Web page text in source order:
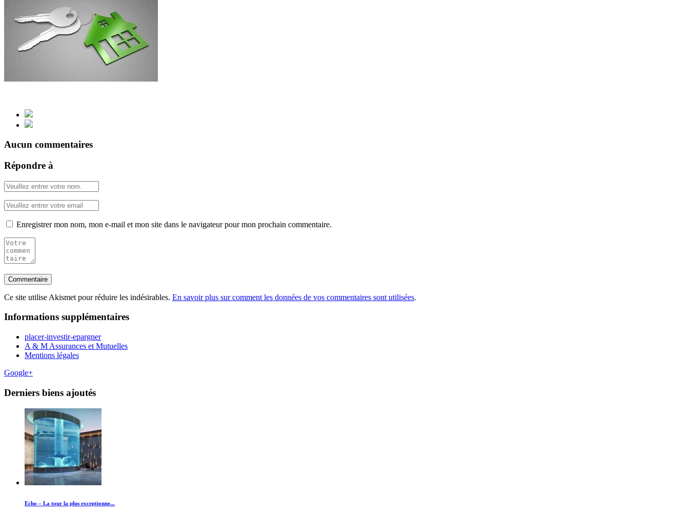
Aucun commentaires
Répondre à
Enregistrer mon nom, mon e-mail et mon site dans le navigateur pour mon prochain commentaire.
Ce site utilise Akismet pour réduire les indésirables. En savoir plus sur comment les données de vos commentaires sont utilisées.
Informations supplémentaires
placer-investir-epargner
A & M Assurances et Mutuelles
Mentions légales
Google+
Derniers biens ajoutés
Echo – La tour la plus exceptionne...